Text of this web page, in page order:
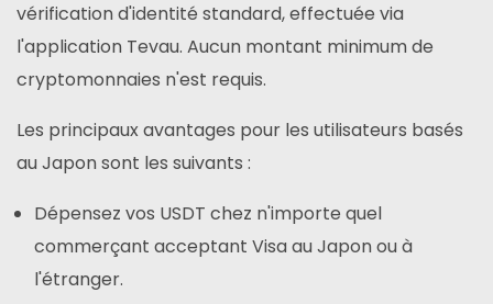
vérification d'identité standard, effectuée via
l'application Tevau. Aucun montant minimum de
cryptomonnaies n'est requis.
Les principaux avantages pour les utilisateurs basés
au Japon sont les suivants :
Dépensez vos USDT chez n'importe quel
commerçant acceptant Visa au Japon ou à
l'étranger.